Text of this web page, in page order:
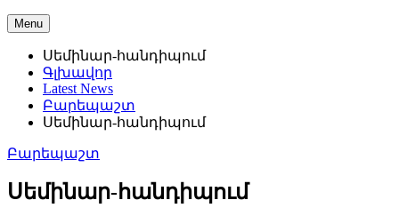
Menu
Սեմինար-հանդիպում
Գլխավոր
Latest News
Բարեպաշտ
Սեմինար-հանդիպում
Բարեպաշտ
Սեմինար-հանդիպում